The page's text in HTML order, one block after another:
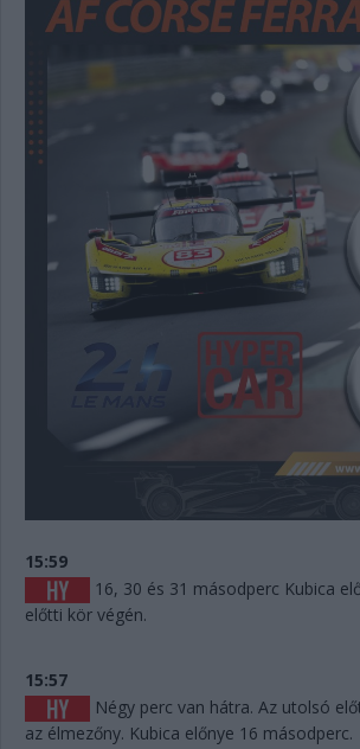
15:59
16, 30 és 31 másodperc Kubica
előtti kör végén.
15:57
Négy perc van hátra. Az utolsó
az élmezőny. Kubica előnye 16 másodperc.